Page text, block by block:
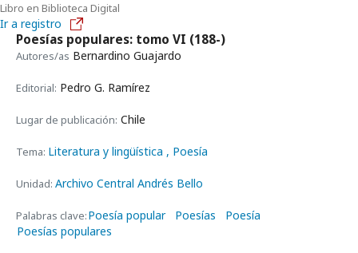
Libro en Biblioteca Digital
Ir a registro
Poesías populares: tomo VI (188-)
Autores/as Bernardino Guajardo
Editorial: Pedro G. Ramírez
Lugar de publicación: Chile
Tema: Literatura y lingüística , Poesía
Unidad: Archivo Central Andrés Bello
Palabras clave:Poesía popular Poesías
Poesía
Poesías populares